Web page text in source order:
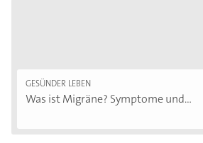
GESÜNDER LEBEN
Was ist Migräne? Symptome und...